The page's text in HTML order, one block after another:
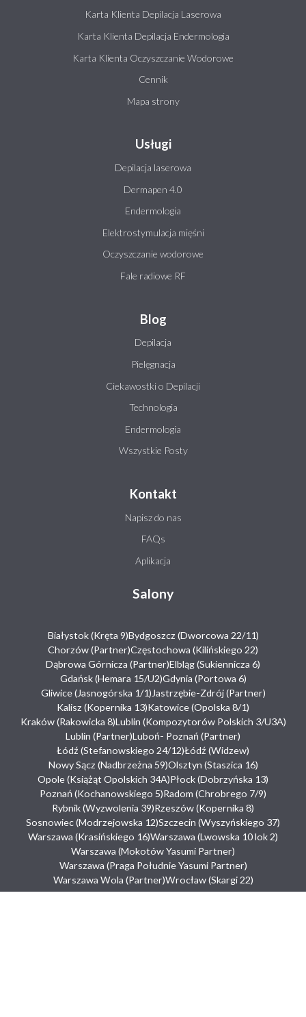
Karta Klienta Depilacja Laserowa
Karta Klienta Depilacja Endermologia
Karta Klienta Oczyszczanie Wodorowe
Cennik
Mapa strony
Usługi
Depilacja laserowa
Dermapen 4.0
Endermologia
Elektrostymulacja mięśni
Oczyszczanie wodorowe
Fale radiowe RF
Blog
Depilacja
Pielęgnacja
Ciekawostki o Depilacji
Technologia
Endermologia
Wszystkie Posty
Kontakt
Napisz do nas
FAQs
Aplikacja
Salony
Białystok (Kręta 9)Bydgoszcz (Dworcowa 22/11)
Chorzów (Partner)Częstochowa (Kilińskiego 22)
Dąbrowa Górnicza (Partner)Elbląg (Sukiennicza 6)
Gdańsk (Hemara 15/U2)Gdynia (Portowa 6)
Gliwice (Jasnogórska 1/1)Jastrzębie-Zdrój (Partner)
Kalisz (Kopernika 13)Katowice (Opolska 8/1)
Kraków (Rakowicka 8)Lublin (Kompozytorów Polskich 3/U3A)
Lublin (Partner)Luboń- Poznań (Partner)
Łódź (Stefanowskiego 24/12)Łódź (Widzew)
Nowy Sącz (Nadbrzeżna 59)Olsztyn (Staszica 16)
Opole (Książąt Opolskich 34A)Płock (Dobrzyńska 13)
Poznań (Kochanowskiego 5)Radom (Chrobrego 7/9)
Rybnik (Wyzwolenia 39)Rzeszów (Kopernika 8)
Sosnowiec (Modrzejowska 12)Szczecin (Wyszyńskiego 37)
Warszawa (Krasińskiego 16)Warszawa (Lwowska 10 lok 2)
Warszawa (Mokotów Yasumi Partner)
Warszawa (Praga Południe Yasumi Partner)
Warszawa Wola (Partner)Wrocław (Skargi 22)